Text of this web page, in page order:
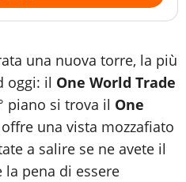
una nuova torre, la più
oggi: il One World Trade
piano si trova il One
una vista mozzafiato
a salire se ne avete il
pena di essere